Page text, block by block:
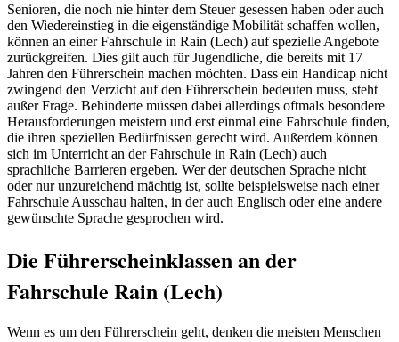
Senioren, die noch nie hinter dem Steuer gesessen haben oder auch
den Wiedereinstieg in die eigenständige Mobilität schaffen wollen,
können an einer Fahrschule in Rain (Lech) auf spezielle Angebote
zurückgreifen. Dies gilt auch für Jugendliche, die bereits mit 17
Jahren den Führerschein machen möchten. Dass ein Handicap nicht
zwingend den Verzicht auf den Führerschein bedeuten muss, steht
außer Frage. Behinderte müssen dabei allerdings oftmals besondere
Herausforderungen meistern und erst einmal eine Fahrschule finden,
die ihren speziellen Bedürfnissen gerecht wird. Außerdem können
sich im Unterricht an der Fahrschule in Rain (Lech) auch
sprachliche Barrieren ergeben. Wer der deutschen Sprache nicht
oder nur unzureichend mächtig ist, sollte beispielsweise nach einer
Fahrschule Ausschau halten, in der auch Englisch oder eine andere
gewünschte Sprache gesprochen wird.
Die Führerscheinklassen an der
Fahrschule Rain (Lech)
Wenn es um den Führerschein geht, denken die meisten Menschen